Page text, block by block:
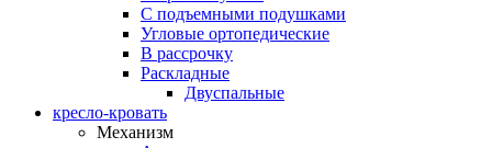
С подъемными подушками
Угловые ортопедические
В рассрочку
Раскладные
Двуспальные
кресло-кровать
Механизм